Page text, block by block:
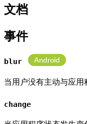
文档
事件
blur Android
当用户没有主动与应
change